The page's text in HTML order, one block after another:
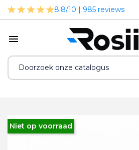
8.8/10 | 985 reviews
Niet op voorraad